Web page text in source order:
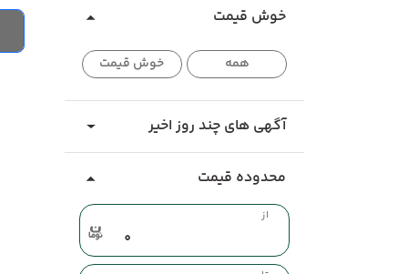
خوش قیمت
همه خوش قیمت
آگهی های چند روز اخیر
محدوده قیمت
از